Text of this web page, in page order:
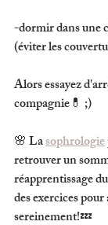
-dormir dans une
(éviter les
Alors essayez
compagnie💊 ;)
🌸 La sophrologie
retrouver un
réapprentissage
des exercices
sereinement!💤